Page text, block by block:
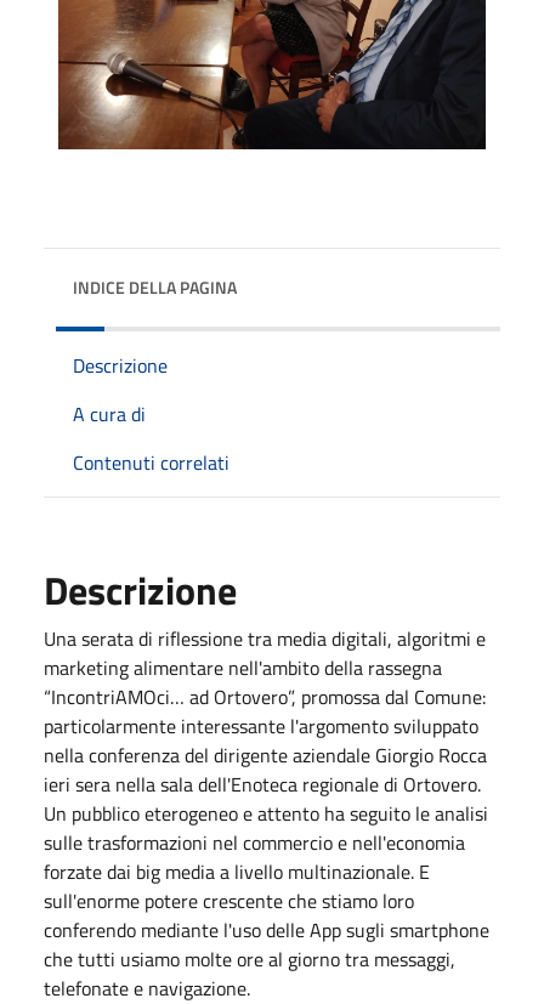
INDICE DELLA PAGINA
Descrizione
A cura di
Contenuti correlati
Descrizione
Una serata di riflessione tra media digitali, algoritmi e
marketing alimentare nell'ambito della rassegna
“IncontriAMOci… ad Ortovero”, promossa dal Comune:
particolarmente interessante l'argomento sviluppato
nella conferenza del dirigente aziendale Giorgio Rocca
ieri sera nella sala dell'Enoteca regionale di Ortovero.
Un pubblico eterogeneo e attento ha seguito le analisi
sulle trasformazioni nel commercio e nell'economia
forzate dai big media a livello multinazionale. E
sull'enorme potere crescente che stiamo loro
conferendo mediante l'uso delle App sugli smartphone
che tutti usiamo molte ore al giorno tra messaggi,
telefonate e navigazione.